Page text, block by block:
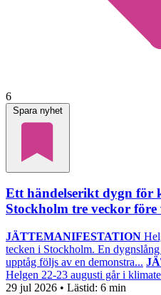
6
Spara nyhet
Ett händelserikt dygn för
Stockholm tre veckor före
JÄTTEMANIFESTATION
tecken i Stockholm. En
upptåg följs av en demonstra...
Helgen 22-23 augusti går i
29 jul 2026 • Lästid: 6 min